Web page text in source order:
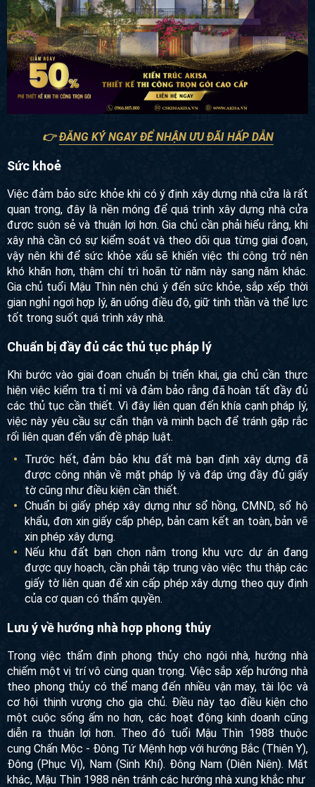
👉ĐĂNG KÝ NGAY ĐỂ NHẬN ƯU ĐÃI HẤP DẪN
Sức khoẻ
Việc đảm bảo sức khỏe khi có ý định xây dựng nhà cửa là rất
quan trọng, đây là nền móng để quá trình xây dựng nhà cửa
được suôn sẻ và thuận lợi hơn. Gia chủ cần phải hiểu rằng, khi
xây nhà cần có sự kiểm soát và theo dõi qua từng giai đoạn,
vậy nên khi để sức khỏe xấu sẽ khiến việc thi công trở nên
khó khăn hơn, thậm chí trì hoãn từ năm này sang năm khác.
Gia chủ tuổi Mậu Thìn nên chú ý đến sức khỏe, sắp xếp thời
gian nghỉ ngơi hợp lý, ăn uống điều độ, giữ tinh thần và thể lực
tốt trong suốt quá trình xây nhà.
Chuẩn bị đầy đủ các thủ tục pháp lý
Khi bước vào giai đoạn chuẩn bị triển khai, gia chủ cần thực
hiện việc kiểm tra tỉ mỉ và đảm bảo rằng đã hoàn tất đầy đủ
các thủ tục cần thiết. Vì đây liên quan đến khía cạnh pháp lý,
việc này yêu cầu sự cẩn thận và minh bạch để tránh gặp rắc
rối liên quan đến vấn đề pháp luật.
Trước hết, đảm bảo khu đất mà bạn định xây dựng đã
được công nhận về mặt pháp lý và đáp ứng đầy đủ giấy
tờ cũng như điều kiện cần thiết.
Chuẩn bị giấy phép xây dựng như sổ hồng, CMND, sổ hộ
khẩu, đơn xin giấy cấp phép, bản cam kết an toàn, bản vẽ
xin phép xây dựng.
Nếu khu đất bạn chọn nằm trong khu vực dự án đang
được quy hoạch, cần phải tập trung vào việc thu thập các
giấy tờ liên quan để xin cấp phép xây dựng theo quy định
của cơ quan có thẩm quyền.
Lưu ý về hướng nhà hợp phong thủy
Trong việc thẩm định phong thủy cho ngôi nhà, hướng nhà
chiếm một vị trí vô cùng quan trọng. Việc sắp xếp hướng nhà
theo phong thủy có thể mang đến nhiều vận may, tài lộc và
cơ hội thịnh vượng cho gia chủ. Điều này tạo điều kiện cho
một cuộc sống ấm no hơn, các hoạt động kinh doanh cũng
diễn ra thuận lợi hơn. Theo đó tuổi Mậu Thìn 1988 thuộc
cung Chấn Mộc - Đông Tứ Mệnh hợp với hướng Bắc (Thiên Y),
Đông (Phục Vị), Nam (Sinh Khí). Đông Nam (Diên Niên). Mặt
khác, Mậu Thìn 1988 nên tránh các hướng nhà xung khắc như